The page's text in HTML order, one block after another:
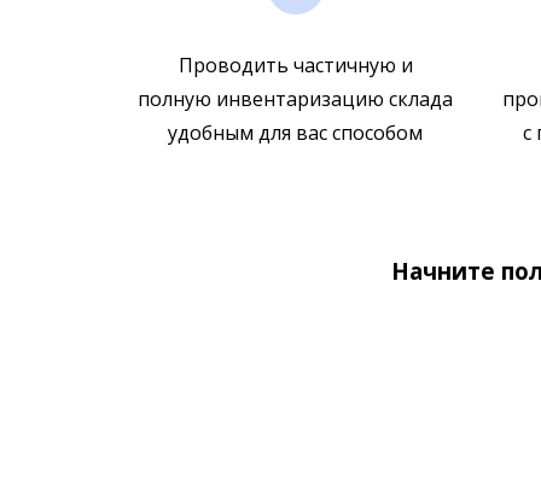
Проводить частичную и
полную инвентаризацию склада
удобным для вас способом
с
Начните